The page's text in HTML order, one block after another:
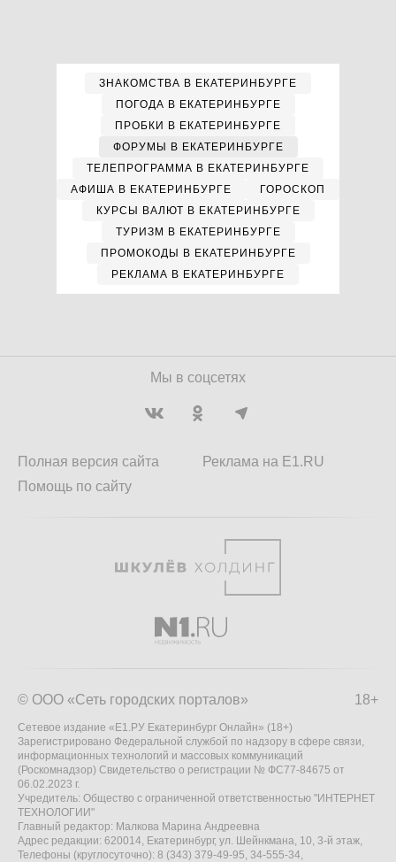
ЗНАКОМСТВА В ЕКАТЕРИНБУРГЕ
ПОГОДА В ЕКАТЕРИНБУРГЕ
ПРОБКИ В ЕКАТЕРИНБУРГЕ
ФОРУМЫ В ЕКАТЕРИНБУРГЕ
ТЕЛЕПРОГРАММА В ЕКАТЕРИНБУРГЕ
АФИША В ЕКАТЕРИНБУРГЕ
ГОРОСКОП
КУРСЫ ВАЛЮТ В ЕКАТЕРИНБУРГЕ
ТУРИЗМ В ЕКАТЕРИНБУРГЕ
ПРОМОКОДЫ В ЕКАТЕРИНБУРГЕ
РЕКЛАМА В ЕКАТЕРИНБУРГЕ
Мы в соцсетях
Полная версия сайта
Помощь по сайту
Реклама на E1.RU
18+
© ООО «Сеть городских порталов»
Сетевое издание «Е1.РУ Екатеринбург Онлайн» (18+)
Зарегистрировано Федеральной службой по надзору в сфере связи,
информационных технологий и массовых коммуникаций
(Роскомнадзор) Свидетельство о регистрации № ФС77-84675 от
06.02.2023 г.
Учредитель: Общество с ограниченной ответственностью "ИНТЕРНЕТ
ТЕХНОЛОГИИ"
Главный редактор: Малкова Марина Андреевна
Адрес редакции: 620014, Екатеринбург, ул. Шейнкмана, 10, 3-й этаж,
Телефоны (круглосуточно): 8 (343) 379-49-95, 34-555-34,